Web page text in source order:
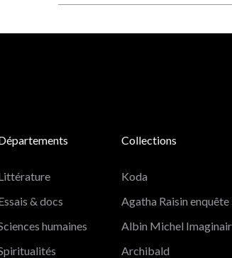
& docs
humaines
Collections
Koda
Agatha Raisin enquête
Albin Michel
Archibald